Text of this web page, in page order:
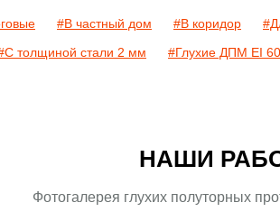
#В частный дом #В коридор
толщиной стали 2 мм #Глухие ДПМ EI 60
НАШИ
Фотогалерея глухих полуторных